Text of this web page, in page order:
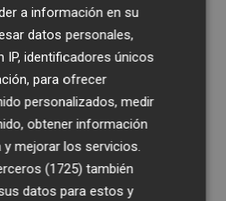
a la huerta y el campo de
ante emergencias
la actualidad de
en tu correo
a información en su
datos personales,
IP, identificadores únicos
para ofrecer
personalizados, medir
obtener información
y mejorar los servicios.
(1725) también
datos para estos y